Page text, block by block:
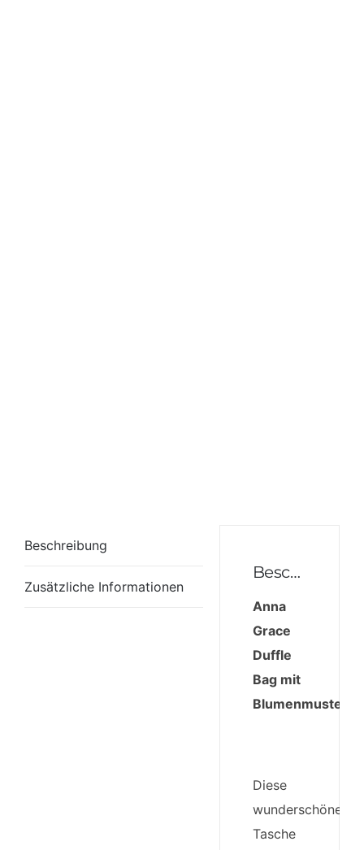
Beschreibung
Zusätzliche Informationen
Beschreibung
Anna
Grace
Duffle
Bag mit
Blumenmuster
Diese
wunderschöne
Tasche